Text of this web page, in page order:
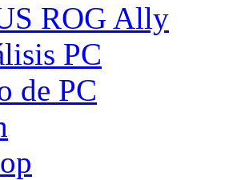
ROG Ally
PC
de PC